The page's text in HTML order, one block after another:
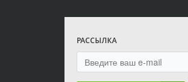
РАССЫЛКА